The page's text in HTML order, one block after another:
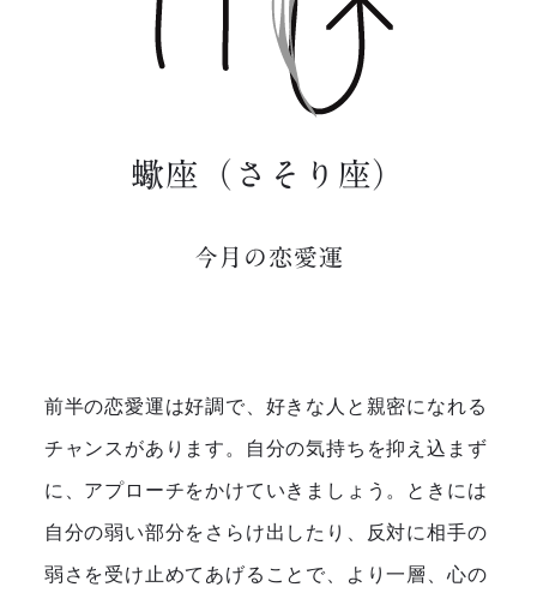
蠍座（さそり座）
今月の恋愛運
前半の恋愛運は好調で、好きな人と親密になれる
チャンスがあります。自分の気持ちを抑え込まず
に、アプローチをかけていきましょう。ときには
自分の弱い部分をさらけ出したり、反対に相手の
弱さを受け止めてあげることで、より一層、心の